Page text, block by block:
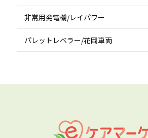
非常用発電機/レイパワー
パレットレベラー/花岡車両